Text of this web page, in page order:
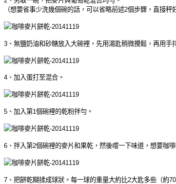
（想要省事少洗幾個碗的話，可以省略前述2個步驟，直接秤
3、無鹽奶油和砂糖放入大碗裡，先用湯匙稍微攪鬆，再用
4、加入蛋打至混合。
5、加入第1個碗裡的乾粉拌勻。
6、拌入第2個碗裡的麥片和果乾，然後嚐一下味道，想要咖
7、把餅乾糊揉成球狀。每一球的重量大約比2大匙多些（約70